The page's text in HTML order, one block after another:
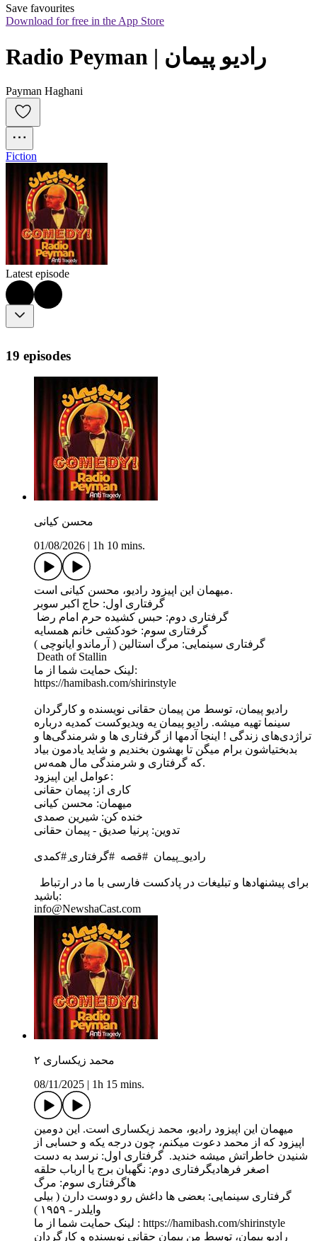
Save favourites
Download for free in the App Store
Radio Peyman | رادیو پیمان
Payman Haghani
Fiction
Latest episode
19 episodes
محسن کیانی
01/08/2026
1h 10 mins.
میهمان این اپیزود رادیو، محسن کیانی است.
گرفتاری اول: حاج اکبر سوبر
گرفتاری دوم: حبس کشیده حرم امام رضا
گرفتاری سینمایی: مرگ استالین ( آرماندو ایانوچی )
Death of Stallin
لینک حمایت شما از ما:
https://hamibash.com/shirinstyle
راديو پیمان،‌ توسط من پیمان حقانی نویسنده و کارگردان
سینما تهیه میشه. رادیو پیمان یه ویديوکست کمدیه درباره
تراژدی‌های زندگی ! اینجا آدمها از گرفتاری ها و شرمندگی‌ها و
بدبختیاشون برام میگن تا بهشون بخندیم و شاید یادمون بیاد
که گرفتاری و شرمندگی مال همه‌س.
عوامل این اپیزود:
کاری از: پیمان حقانی
میهمان: محسن کیانی
خنده کن: شیرین صمدی
باشید:
info@NewshaCast.com
محمد زیکساری ۲
08/11/2025
1h 15 mins.
میهمان این اپیزود رادیو، محمد زیکساری است. این دومین
اپیزود که از محمد دعوت میکنم، چون درجه یکه و حسابی از
شنیدن خاطراتش میشه خندید. گرفتاری اول: نرسد به دست
اصغر فرهادیگرفتاری دوم: نگهبان برج یا ارباب حلقه
هاگرفتاری سوم: مرگ
گرفتاری سینمایی: بعضی ها داغش رو دوست دارن ( بیلی
لینک حمایت شما از ما : https://hamibash.com/shirinstyle
راديو پیمان،‌ توسط من پیمان حقانی نویسنده و کارگردان